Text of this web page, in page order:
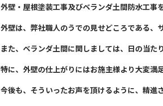
外壁・屋根塗装工事及びベランダ土間防水工事
外壁は、弊社職人のうでの見せどころである、
また、ベランダ土間に関しましては、日の当た
特に、外壁の仕上がりにはお施主様より大変満
今後も、そういったお声を頂けるように、精進